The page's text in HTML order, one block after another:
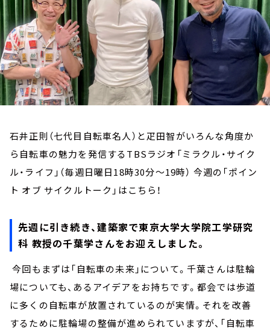
石井正則（七代目自転車名人）と疋田智がいろんな角度か
ら自転車の魅力を発信するTBSラジオ「ミラクル・サイク
ル・ライフ」（毎週日曜日18時30分～19時） 今週の「ポイン
ト オブ サイクルトーク」はこちら！
先週に引き続き、建築家で東京大学大学院工学研究
科 教授の千葉学さんをお迎えしました。
今回もまずは「自転車の未来」について。千葉さんは駐輪
場についても、あるアイデアをお持ちです。都会では歩道
に多くの自転車が放置されているのが実情。それを改善
するために駐輪場の整備が進められていますが、「自転車